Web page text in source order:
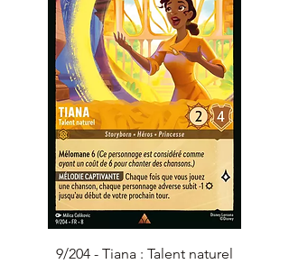
9/204 - Tiana : Talent naturel